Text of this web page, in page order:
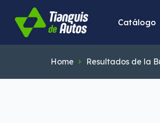
Catálogo
Home Resultados de la